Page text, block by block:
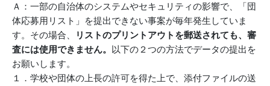
Ａ：一部の自治体のシステムやセキュリティの影響で、「団
体応募用リスト」を提出できない事案が毎年発生していま
す。その場合、
リストのプリントアウトを郵送されても、審
査には使用できません。
以下の２つの方法でデータの提出を
お願いします。
１．学校や団体の上長の許可を得た上で、添付ファイルの送